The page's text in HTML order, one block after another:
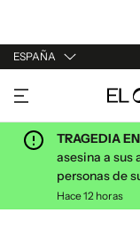
ESPAÑA
URUGUAY
ARGENTINA
ESPAÑA
ESTADOS UNIDOS
TRAGEDIA
asesina a sus
personas de
Hace 12 horas